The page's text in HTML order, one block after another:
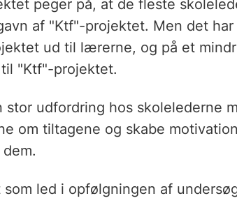
peger på, at de fleste
af "Ktf"-projektet. Men det
ud til lærerne, og på et
"Ktf"-projektet.
stor udfordring hos skolelederne
om tiltagene og skabe
led i opfølgningen af